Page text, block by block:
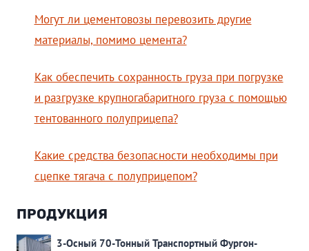
Могут ли цементовозы перевозить другие
материалы, помимо цемента?
Как обеспечить сохранность груза при погрузке
и разгрузке крупногабаритного груза с помощью
тентованного полуприцепа?
Какие средства безопасности необходимы при
сцепке тягача с полуприцепом?
ПРОДУКЦИЯ
3-Осный 70-Тонный Транспортный Фургон-